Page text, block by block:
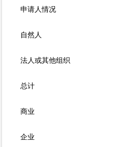
申请人情况
自然人
法人或其他组织
总计
商业
企业